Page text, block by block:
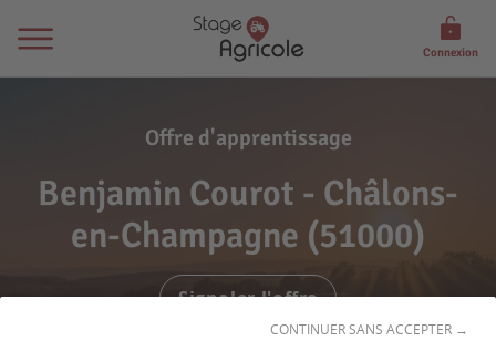
CONTINUER SANS ACCEPTER →
Connexion
Offre d'apprentissage
Benjamin Courot - Châlons-
en-Champagne (51000)
Signaler l'offre